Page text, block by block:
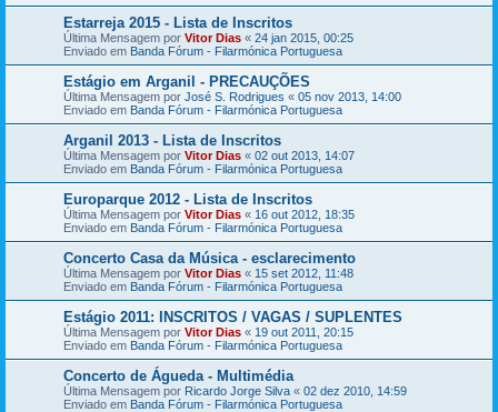
Estarreja 2015 - Lista de Inscritos
Última Mensagem por Vitor Dias « 24 jan 2015, 00:25
Enviado em Banda Fórum - Filarmónica Portuguesa
Estágio em Arganil - PRECAUÇÕES
Última Mensagem por José S. Rodrigues « 05 nov 2013, 14:00
Enviado em Banda Fórum - Filarmónica Portuguesa
Arganil 2013 - Lista de Inscritos
Última Mensagem por Vitor Dias « 02 out 2013, 14:07
Enviado em Banda Fórum - Filarmónica Portuguesa
Europarque 2012 - Lista de Inscritos
Última Mensagem por Vitor Dias « 16 out 2012, 18:35
Enviado em Banda Fórum - Filarmónica Portuguesa
Concerto Casa da Música - esclarecimento
Última Mensagem por Vitor Dias « 15 set 2012, 11:48
Enviado em Banda Fórum - Filarmónica Portuguesa
Estágio 2011: INSCRITOS / VAGAS / SUPLENTES
Última Mensagem por Vitor Dias « 19 out 2011, 20:15
Enviado em Banda Fórum - Filarmónica Portuguesa
Concerto de Águeda - Multimédia
Última Mensagem por Ricardo Jorge Silva « 02 dez 2010, 14:59
Enviado em Banda Fórum - Filarmónica Portuguesa